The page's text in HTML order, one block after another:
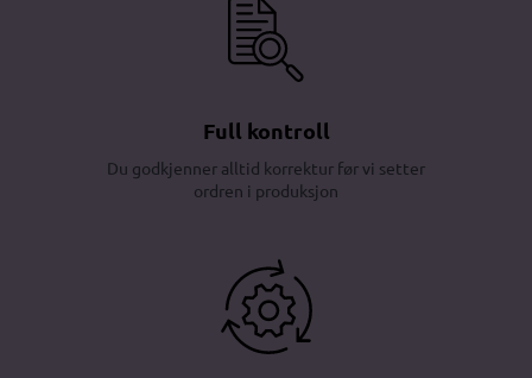
Full kontroll
Du godkjenner alltid korrektur før vi setter
ordren i produksjon